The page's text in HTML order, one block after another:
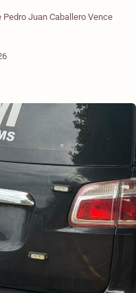
Juan Caballero Vence